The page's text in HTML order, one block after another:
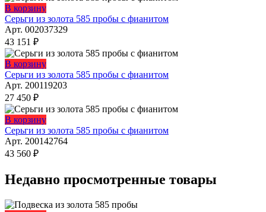
можно
выбрать
странице
товара.
320 ₽
092 ₽
В корзинуЭтот
товар
имеет
вариаций.
Опции
можно
выбрать
товара.
Серьги из золота 585 пробы с фианитом
Арт. 002037329
43 151 ₽
В корзинуЭтот
товар
имеет
вариаций.
Опции
можно
выбрать
Серьги из золота 585 пробы с фианитом
Арт. 200119203
27 450 ₽
В корзинуЭтот
товар
имеет
можно
на
Серьги из золота 585 пробы с фианитом
Арт. 200142764
43 560 ₽
Недавно просмотренные товары